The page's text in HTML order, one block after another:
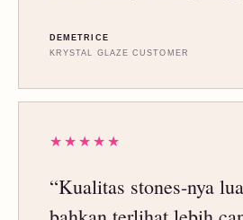
DEMETRICE
KRYSTAL GLAZE CUSTOMER
★★★★★
“Kualitas stones-nya